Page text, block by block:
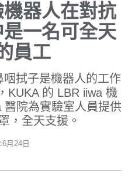
器人在對抗
一名可全天
員工
拭子是機器人的工作
KUKA 的 LBR iiwa 機
院為實驗室人員提供
，全天支援。
月24日